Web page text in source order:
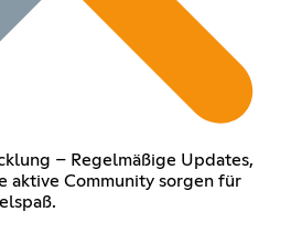
– Regelmäßige Updates,
aktive Community sorgen für